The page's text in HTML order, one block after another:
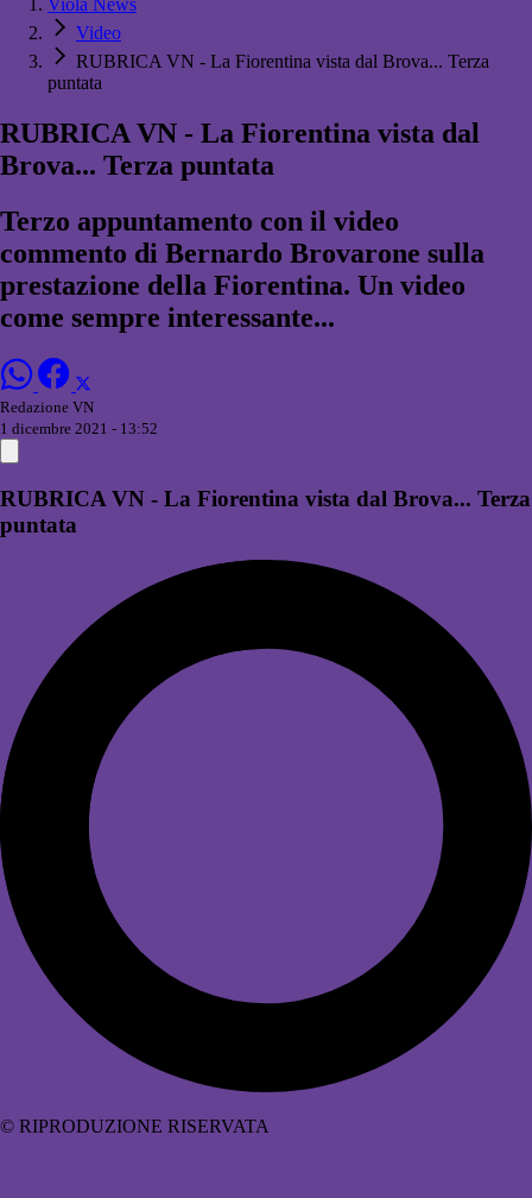
Viola News
Video
RUBRICA VN - La Fiorentina vista dal Brova... Terza
puntata
RUBRICA VN - La Fiorentina vista dal
Brova... Terza puntata
Terzo appuntamento con il video
commento di Bernardo Brovarone sulla
prestazione della Fiorentina. Un video
come sempre interessante...
Redazione VN
1 dicembre 2021 - 13:52
RUBRICA VN - La Fiorentina vista dal Brova... Terza
puntata
© RIPRODUZIONE RISERVATA